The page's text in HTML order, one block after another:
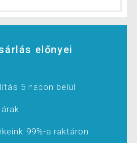
előnyei
5 napon belül
99%-a raktáron